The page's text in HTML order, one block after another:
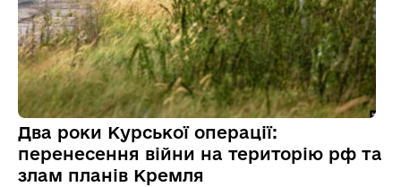
Два роки Курської операції:
перенесення війни на територію рф та
злам планів Кремля